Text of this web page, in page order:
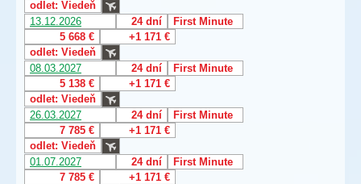
odlet: Viedeň
13.12.2026
24 dní
First Minute
5 668 €
+1 171 €
odlet: Viedeň
08.03.2027
24 dní
First Minute
5 138 €
+1 171 €
odlet: Viedeň
26.03.2027
24 dní
First Minute
7 785 €
+1 171 €
odlet: Viedeň
01.07.2027
24 dní
First Minute
7 785 €
+1 171 €